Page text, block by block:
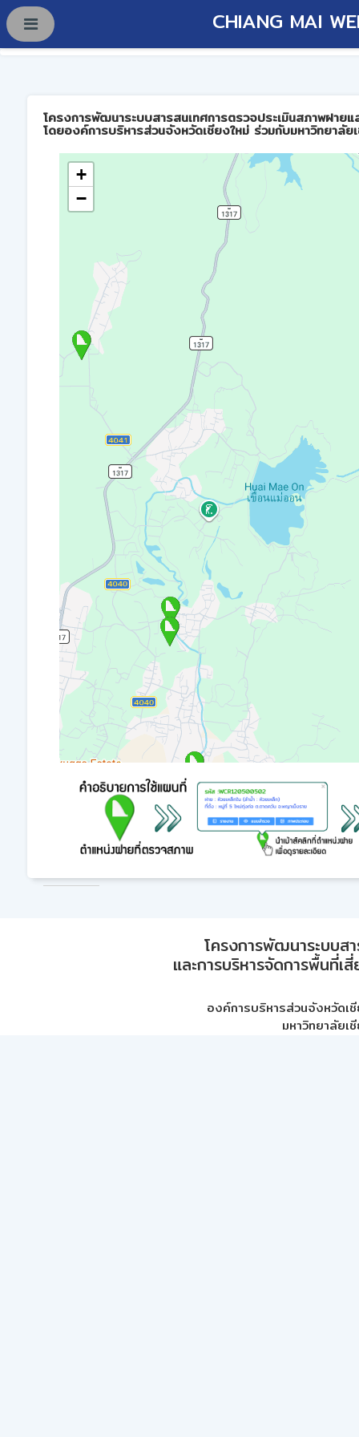
CHIANG MAI
โครงการพัฒนาระบบสารสนเทศการตรวจประเมินสภาพฝาย
โดยองค์การบริหารส่วนจังหวัดเชียงใหม่ ร่วมกับมหาวิทยาลัย
+
−
โครงการพัฒนาระบบส
และการบริหารจัดการพื้นที่เ
องค์การบริหารส่วนจังหวัดเ
มหาวิทยาลัยเ